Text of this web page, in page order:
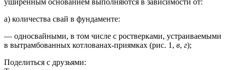
а) количества свай в фундаменте:
— односвайными, в том числе с ростверками, устраиваемыми
в вытрамбованных котлованах-приямках (рис. 1, в, г);
Поделиться с друзьями: